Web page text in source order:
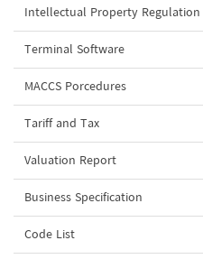
Intellectual Property Regulation
Terminal Software
MACCS Porcedures
Tariff and Tax
Valuation Report
Business Specification
Code List